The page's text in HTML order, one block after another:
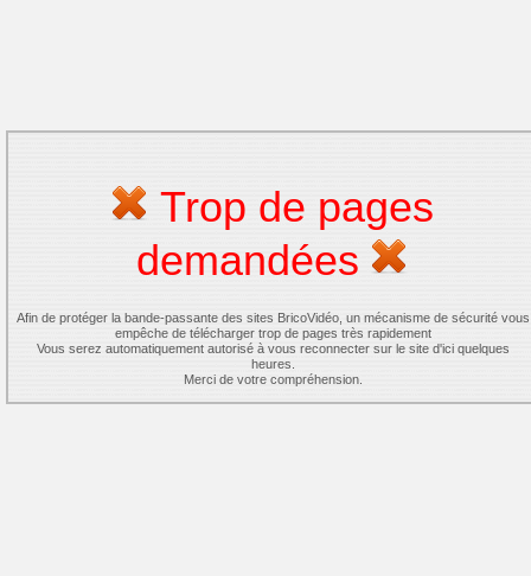
Trop de pages
demandées
Afin de protéger la bande-passante des sites BricoVidéo, un mécanisme de sécurité vous
empêche de télécharger trop de pages très rapidement
Vous serez automatiquement autorisé à vous reconnecter sur le site d'ici quelques
heures.
Merci de votre compréhension.